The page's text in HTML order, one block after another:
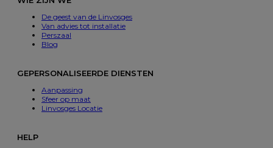
De geest van de Linvosges
Van advies tot installatie
Perszaal
Blog
GEPERSONALISEERDE DIENSTEN
Aanpassing
Sfeer op maat
Linvosges Locatie
HELP